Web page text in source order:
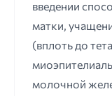
введении
матки,
(вплоть до
молочной